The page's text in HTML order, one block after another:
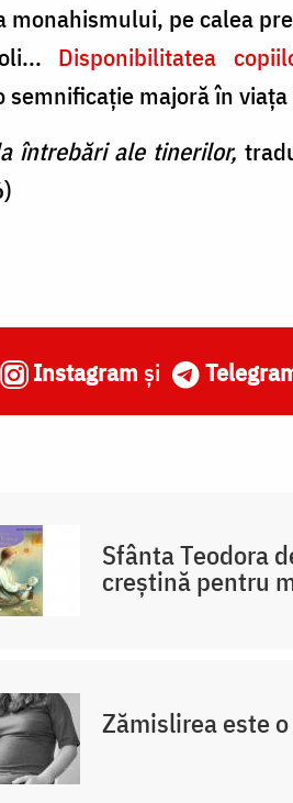
pe calea
Disponibilitatea
majoră în
întrebări ale tinerilor,
Instagram și
Sfânta Teodora
creştină pentru
Zămislirea este